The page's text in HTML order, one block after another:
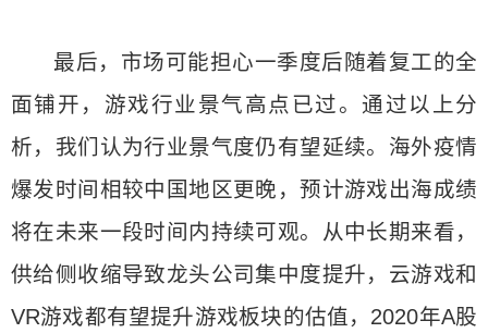
最后，市场可能担心一季度后随着复工的全
面铺开，游戏行业景气高点已过。通过以上分
析，我们认为行业景气度仍有望延续。海外疫情
爆发时间相较中国地区更晚，预计游戏出海成绩
将在未来一段时间内持续可观。从中长期来看，
供给侧收缩导致龙头公司集中度提升，云游戏和
VR游戏都有望提升游戏板块的估值，2020年A股